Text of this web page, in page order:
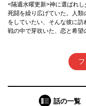
<隔週水曜更新>神に選ばれ
死闘を繰り広げていた。人類
をしていたい、そんな彼に
戦の中で芽吹いた、恋と希
話の一覧